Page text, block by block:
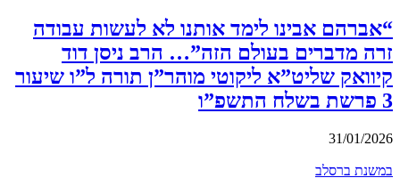
“אברהם אבינו לימד אותנו לא לעשות עבודה
זרה מדברים בעולם הזה”… הרב ניסן דוד
קיוואק שליט”א ליקוטי מוהר”ן תורה ל”ו שיעור
3 פרשת בשלח התשפ”ו
31/01/2026
במשנת ברסלב